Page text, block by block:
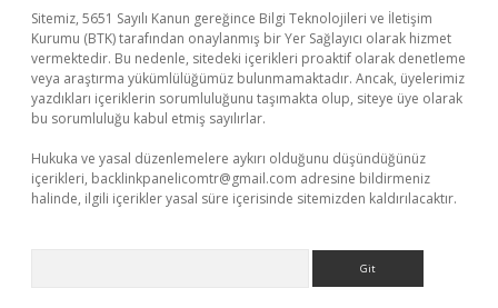
Sitemiz, 5651 Sayılı Kanun gereğince Bilgi Teknolojileri ve İletişim
Kurumu (BTK) tarafından onaylanmış bir Yer Sağlayıcı olarak hizmet
vermektedir. Bu nedenle, sitedeki içerikleri proaktif olarak denetleme
veya araştırma yükümlülüğümüz bulunmamaktadır. Ancak, üyelerimiz
yazdıkları içeriklerin sorumluluğunu taşımakta olup, siteye üye olarak
bu sorumluluğu kabul etmiş sayılırlar.
Hukuka ve yasal düzenlemelere aykırı olduğunu düşündüğünüz
içerikleri, backlinkpanelicomtr@gmail.com adresine bildirmeniz
halinde, ilgili içerikler yasal süre içerisinde sitemizden kaldırılacaktır.